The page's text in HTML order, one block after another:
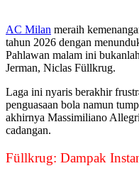
AC Milan meraih
tahun 2026 dengan
Pahlawan malam ini
Jerman, Niclas Füllkrug.
Laga ini nyaris berakhir
penguasaan bola namun
akhirnya Massimiliano
cadangan.
Füllkrug: Dampak